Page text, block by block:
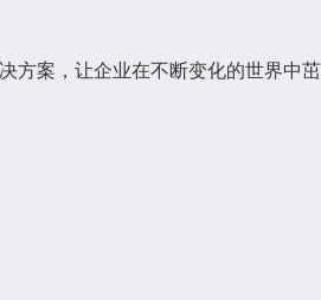
方案，让企业在不断变化的世界中茁